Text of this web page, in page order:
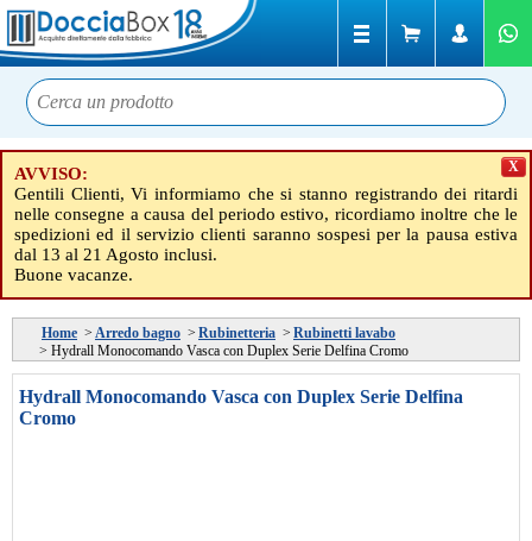
AVVISO:
Gentili Clienti, Vi informiamo che si stanno registrando dei ritardi
nelle consegne a causa del periodo estivo, ricordiamo inoltre che le
spedizioni ed il servizio clienti saranno sospesi per la pausa estiva
dal 13 al 21 Agosto inclusi.
Buone vacanze.
X
Home > Arredo bagno > Rubinetteria > Rubinetti lavabo
> Hydrall Monocomando Vasca con Duplex Serie Delfina Cromo
Hydrall Monocomando Vasca con Duplex Serie Delfina
Cromo